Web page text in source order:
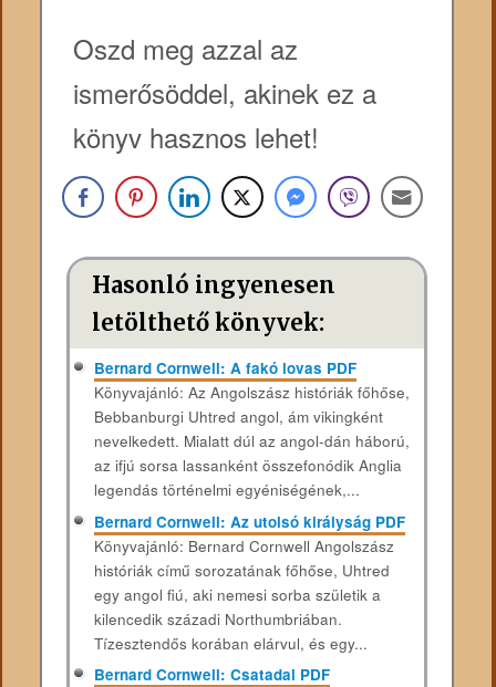
Oszd meg azzal az
ismerősöddel, akinek ez a
könyv hasznos lehet!
Hasonló ingyenesen
letölthető könyvek:
Bernard Cornwell: A fakó lovas PDF
Könyvajánló: Az Angolszász históriák főhőse,
Bebbanburgi Uhtred angol, ám vikingként
nevelkedett. Mialatt dúl az angol-dán háború,
az ifjú sorsa lassanként összefonódik Anglia
legendás történelmi egyéniségének,...
Bernard Cornwell: Az utolsó királyság PDF
Könyvajánló: Bernard ​Cornwell Angolszász
históriák című sorozatának főhőse, Uhtred
egy angol fiú, aki nemesi sorba születik a
kilencedik századi Northumbriában.
Tízesztendős korában elárvul, és egy...
Bernard Cornwell: Csatadal PDF